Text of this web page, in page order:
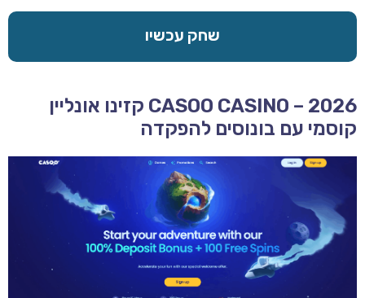
שחק עכשיו
CASOO CASINO – 2026 קזינו אונליין
קוסמי עם בונוסים להפקדה